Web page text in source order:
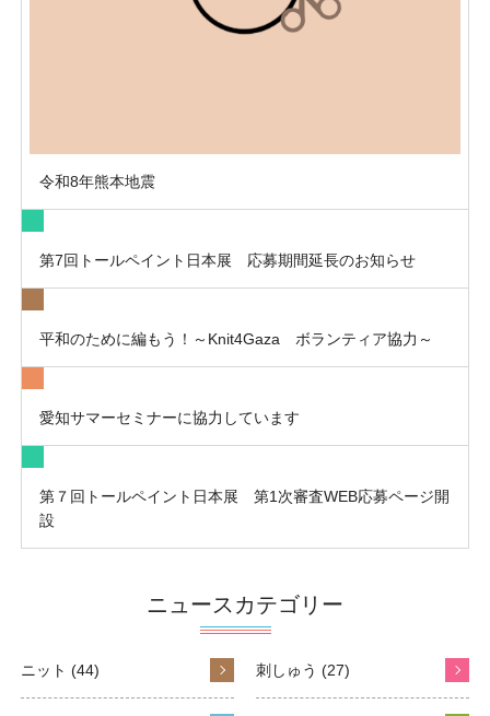
令和8年熊本地震
第7回トールペイント日本展 応募期間延長のお知らせ
平和のために編もう！～Knit4Gaza ボランティア協力～
愛知サマーセミナーに協力しています
第７回トールペイント日本展 第1次審査WEB応募ページ開
設
ニュースカテゴリー
ニット (44) 刺しゅう (27)